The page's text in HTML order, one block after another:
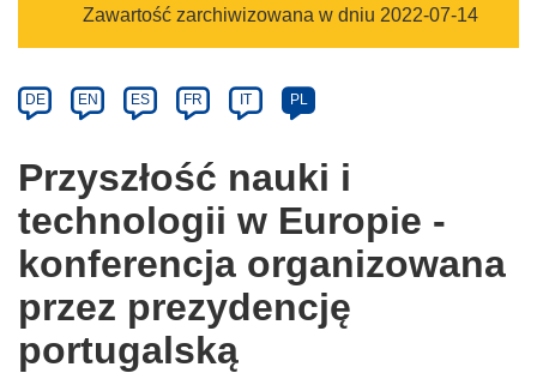
category
Zawartość zarchiwizowana w dniu 2022-07-14
Article
available
the
following
languages:
DE EN ES FR IT PL
Przyszłość nauki i
technologii w Europie -
konferencja organizowana
przez prezydencję
portugalską